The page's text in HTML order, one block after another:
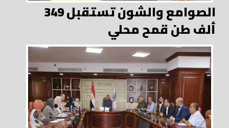
الصوامع والشون تستقبل 349
ألف طن قمح محلي